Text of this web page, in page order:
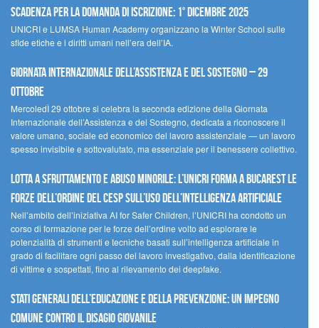
scadenza per la domanda di iscrizione: 1° dicembre 2025
UNICRI e LUMSA Human Academy organizzano la Winter School sulle
sfide etiche e i diritti umani nell’era dell’IA.
Giornata internazionale dell’assistenza e del sostegno – 29
ottobre
MercoledÌ 29 ottobre si celebra la seconda edizione della Giornata
Internazionale dell’Assistenza e del Sostegno, dedicata a riconoscere il
valore umano, sociale ed economico del lavoro assistenziale — un lavoro
spesso invisibile e sottovalutato, ma essenziale per il benessere collettivo.
Lotta a sfruttamento e abuso minorile: l’UNICRI forma a Bucarest le
forze dell’ordine del CESP sull’uso dell’Intelligenza Artificiale
Nell’ambito dell’iniziativa AI for Safer Children, l’UNICRI ha condotto un
corso di formazione per le forze dell’ordine volto ad esplorare le
potenzialità di strumenti e tecniche basati sull’intelligenza artificiale in
grado di facilitare ogni passo del lavoro investigativo, dalla identificazione
di vittime e sospettati, fino al rilevamento dei deepfake.
Stati Generali dell’Educazione e della Prevenzione: un impegno
comune contro il disagio giovanile